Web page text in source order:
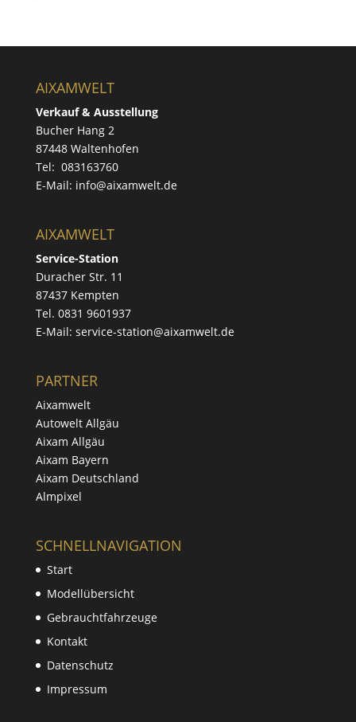
AIXAMWELT
Verkauf & Ausstellung
Bucher Hang 2
87448 Waltenhofen
Tel: 083163760
E-Mail: info@aixamwelt.de
AIXAMWELT
Service-Station
Duracher Str. 11
87437 Kempten
Tel. 0831 9601937
E-Mail: service-station@aixamwelt.de
PARTNER
Aixamwelt
Autowelt Allgäu
Aixam Allgäu
Aixam Bayern
Aixam Deutschland
Almpixel
SCHNELLNAVIGATION
Start
Modellübersicht
Gebrauchtfahrzeuge
Kontakt
Datenschutz
Impressum